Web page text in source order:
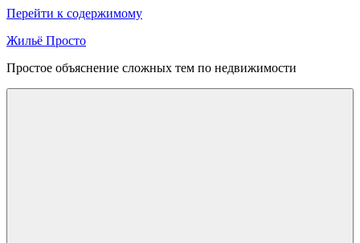
Перейти к содержимому
Жильё Просто
Простое объяснение сложных тем по недвижимости